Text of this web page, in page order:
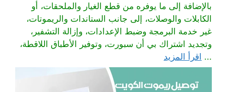
بالإضافة إلى ما يوفره من قطع الغيار والملحقات، أو
الكابلات والوصلات، إلى جانب الستاندات والريموتات،
غير خدمة البرمجة وضبط الإعدادات، وإزالة التشفير،
وتجديد اشتراك بي أن سبورت، وتوفير الأطباق اللاقطة،
... اقرأ المزيد